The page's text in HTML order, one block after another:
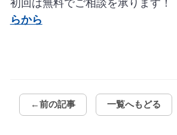
初回は無料でご相談を承ります！
らから
←前の記事 一覧へもどる